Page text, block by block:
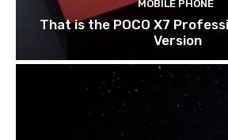
MOBILE PHONE
That is the POCO X7
Version